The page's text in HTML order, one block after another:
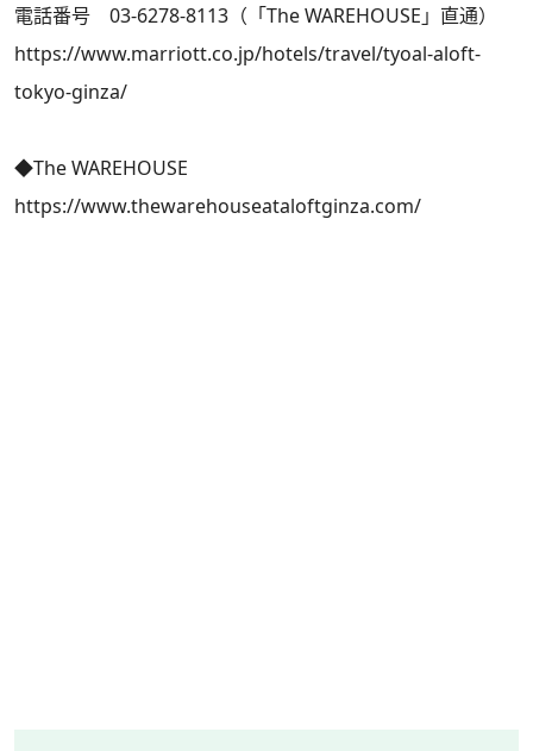
電話番号 03-6278-8113（「The WAREHOUSE」直通）
https://www.marriott.co.jp/hotels/travel/tyoal-aloft-
tokyo-ginza/
◆The WAREHOUSE
https://www.thewarehouseataloftginza.com/